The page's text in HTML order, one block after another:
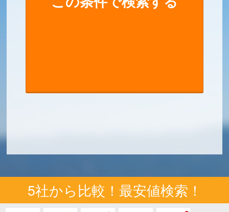
5社から比較！最安値検索！